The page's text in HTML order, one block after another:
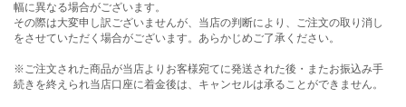
幅に異なる場合がございます。
その際は大変申し訳ございませんが、当店の判断により、ご注文の取り消し
をさせていただく場合がございます。あらかじめご了承ください。
※ご注文された商品が当店よりお客様宛てに発送された後・またお振込み手
続きを終えられ当店口座に着金後は、キャンセルは承ることができません。